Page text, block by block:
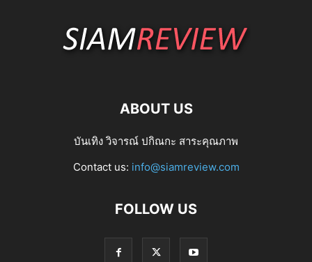
ABOUT US
บันเทิง วิจารณ์ ปกิณกะ สาระคุณภาพ
Contact us: info@siamreview.com
FOLLOW US